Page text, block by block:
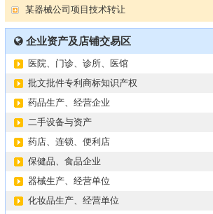
某器械公司项目技术转让
#冠心病养生素口服液项目招商或寻求技术转让
大健康交易中心平台招商
膝关节修复药物融资计划
华北某药厂转让（年利有3000多万）
某医药销售团队寻求品种大包
“粤省心”为企业定制专业化的财务服务
【专注投资】城投 交投 建投等国企项目合作
【寻求合作】海外代理、慈善机构
企业资产及店铺交易区
医院、门诊、诊所、医馆
批文批件专利商标知识产权
药品生产、经营企业
二手设备与资产
药店、连锁、便利店
保健品、食品企业
器械生产、经营单位
化妆品生产、经营单位